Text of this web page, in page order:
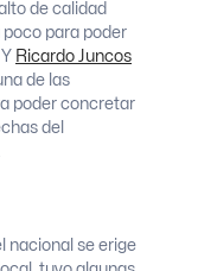
de calidad
para poder
Ricardo Juncos
de las
poder concretar
del
nacional se erige